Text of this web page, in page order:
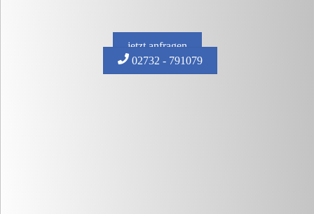
jetzt anfragen
02732 - 791079